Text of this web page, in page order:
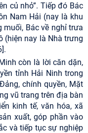
củ nhỏ”. Tiếp đó Bác
Nam Hải (nay là khu
muối, Bác về nghỉ trưa
(hiện nay là Nhà trưng
.
còn là lời căn dặn,
tỉnh Hải Ninh trong
chính quyền, Mặt
vũ trang trên địa bàn
kinh tế, văn hóa, xã
xuất, góp phần vào
và tiếp tục sự nghiệp